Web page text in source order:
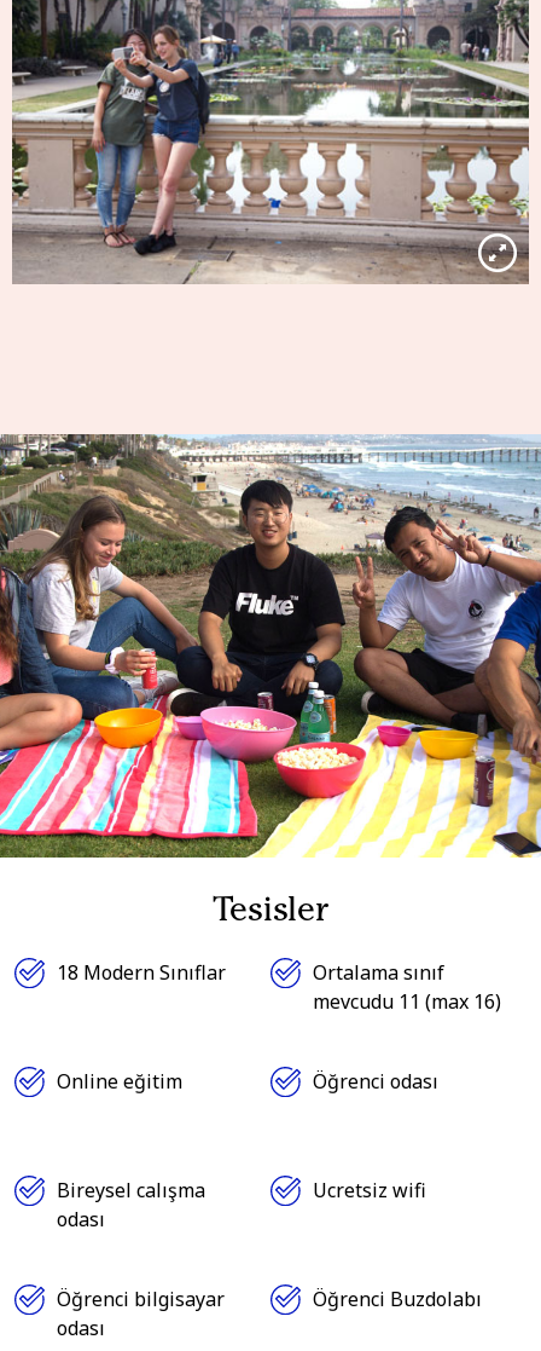
Tesisler
18 Modern Sınıflar
Ortalama sınıf
mevcudu 11 (max 16)
Online eğitim Öğrenci odası
Bireysel calışma
odası
Ucretsiz wifi
Öğrenci bilgisayar
odası
Öğrenci Buzdolabı